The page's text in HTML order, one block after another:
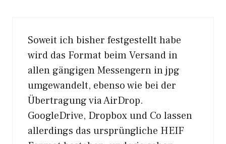
Soweit ich bisher festgestellt habe
wird das Format beim Versand in
allen gängigen Messengern in jpg
umgewandelt, ebenso wie bei der
Übertragung via AirDrop.
GoogleDrive, Dropbox und Co lassen
allerdings das ursprüngliche HEIF